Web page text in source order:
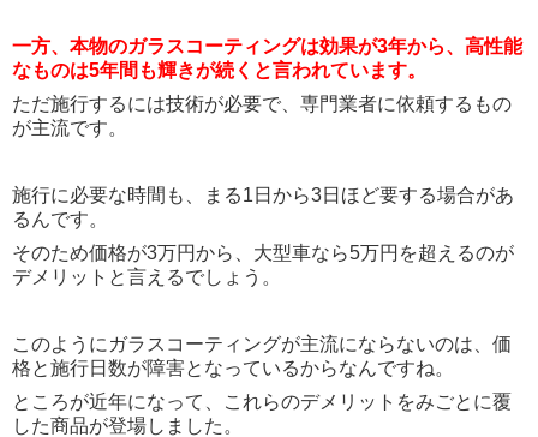
一方、本物のガラスコーティングは効果が3年から、高性能
なものは5年間も輝きが続くと言われています。
ただ施行するには技術が必要で、専門業者に依頼するもの
が主流です。
施行に必要な時間も、まる1日から3日ほど要する場合があ
るんです。
そのため価格が3万円から、大型車なら5万円を超えるのが
デメリットと言えるでしょう。
このようにガラスコーティングが主流にならないのは、価
格と施行日数が障害となっているからなんですね。
ところが近年になって、これらのデメリットをみごとに覆
した商品が登場しました。